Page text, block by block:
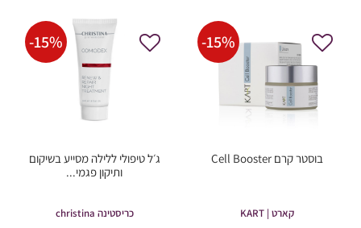
-15%
בוסטר קרם Cell Booster
קארט | KART
-15%
ג׳ל טיפולי ללילה מסייע בשיקום
ותיקון פגמי...
כריסטינה christina